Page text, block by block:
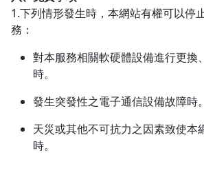
1.下列情形發生時，本網站有權可以停
務：
對本服務相關軟硬體設備進行更換
時。
發生突發性之電子通信設備故障時。
天災或其他不可抗力之因素致使本
時。